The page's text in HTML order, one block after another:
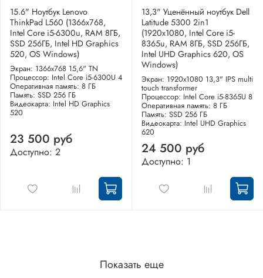
15.6" Ноутбук Lenovo
ThinkPad L560 (1366x768,
Intel Core i5-6300u, RAM 8ГБ,
SSD 256ГБ, Intel HD Graphics
520, OS Windows)
Экран: 1366x768 15,6" TN
Процессор: Intel Core i5-6300U 4
Оперативная память: 8 ГБ
Память: SSD 256 ГБ
Видеокарта: Intel HD Graphics
520
23 500 руб
Доступно: 2
13,3" Уценённый ноутбук Dell
Latitude 5300 2in1
(1920x1080, Intel Core i5-
8365u, RAM 8ГБ, SSD 256ГБ,
Intel UHD Graphics 620, OS
Windows)
Экран: 1920x1080 13,3" IPS multi
touch transformer
Процессор: Intel Core i5-8365U 8
Оперативная память: 8 ГБ
Память: SSD 256 ГБ
Видеокарта: Intel UHD Graphics
620
24 500 руб
Доступно: 1
Показать еще